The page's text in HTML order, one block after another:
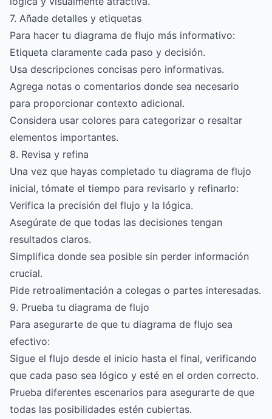
7. Añade detalles y etiquetas
Para hacer tu diagrama de flujo más informativo:
Etiqueta claramente cada paso y decisión.
Usa descripciones concisas pero informativas.
Agrega notas o comentarios donde sea necesario
para proporcionar contexto adicional.
Considera usar colores para categorizar o resaltar
elementos importantes.
8. Revisa y refina
Una vez que hayas completado tu diagrama de flujo
inicial, tómate el tiempo para revisarlo y refinarlo:
Verifica la precisión del flujo y la lógica.
Asegúrate de que todas las decisiones tengan
resultados claros.
Simplifica donde sea posible sin perder información
crucial.
Pide retroalimentación a colegas o partes interesadas.
9. Prueba tu diagrama de flujo
Para asegurarte de que tu diagrama de flujo sea
efectivo:
Sigue el flujo desde el inicio hasta el final, verificando
que cada paso sea lógico y esté en el orden correcto.
Prueba diferentes escenarios para asegurarte de que
todas las posibilidades estén cubiertas.